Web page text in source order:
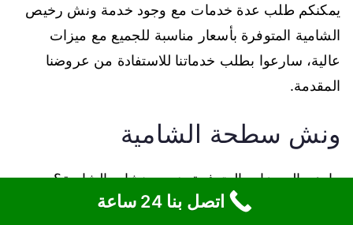
يمكنكم طلب عدة خدمات مع وجود خدمة ونش رخيص
الشامية المتوفرة بأسعار مناسبة للجميع مع ميزات
عالية، سارعوا بطلب خدماتنا للاستفادة من عروضنا
المقدمة.
ونش سطحة الشامية
ما هي المميزات المتوفرة ضمن ونشات الشامية؟
اتصل بنا 24 ساعة